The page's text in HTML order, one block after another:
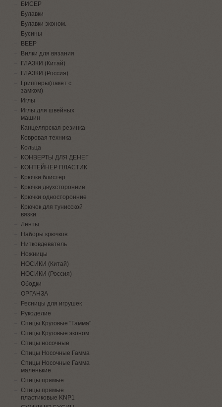
БИСЕР
Булавки
Булавки эконом.
Бусины
ВЕЕР
Вилки для вязания
ГЛАЗКИ (Китай)
ГЛАЗКИ (Россия)
Грипперы(пакет с
замком)
Иглы
Иглы для швейных
машин
Канцелярская резинка
Ковровая техника
Кольца
КОНВЕРТЫ ДЛЯ ДЕНЕГ
КОНТЕЙНЕР ПЛАСТИК
Крючки блистер
Крючки двухсторонние
Крючки односторонние
Крючок для тунисской
вязки
Ленты
Наборы крючков
Нитковдеватель
Ножницы
НОСИКИ (Китай)
НОСИКИ (Россия)
Ободки
ОРГАНЗА
Ресницы для игрушек
Рукоделие
Спицы Круговые "Гамма"
Спицы Круговые эконом.
Спицы носочные
Спицы Носочные Гамма
Спицы Носочные Гамма
маленькие
Спицы прямые
Спицы прямые
пластиковые KNP1